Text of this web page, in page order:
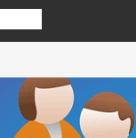
이 아니라 준